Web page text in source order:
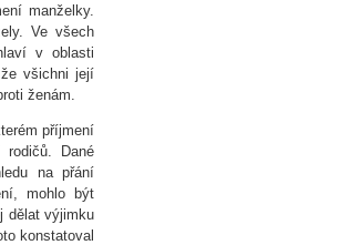
manželky.
Ve všech
v oblasti
všichni její
ženám.
příjmení
rodičů. Dané
na přání
mohlo být
dělat výjimku
konstatoval